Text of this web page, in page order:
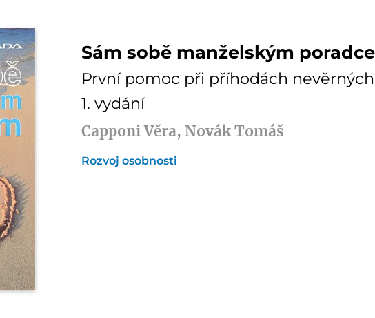
Sám sobě manželským
První pomoc při příhodách nevěrných
1. vydání
Capponi Věra, Novák Tomáš
Rozvoj osobnosti